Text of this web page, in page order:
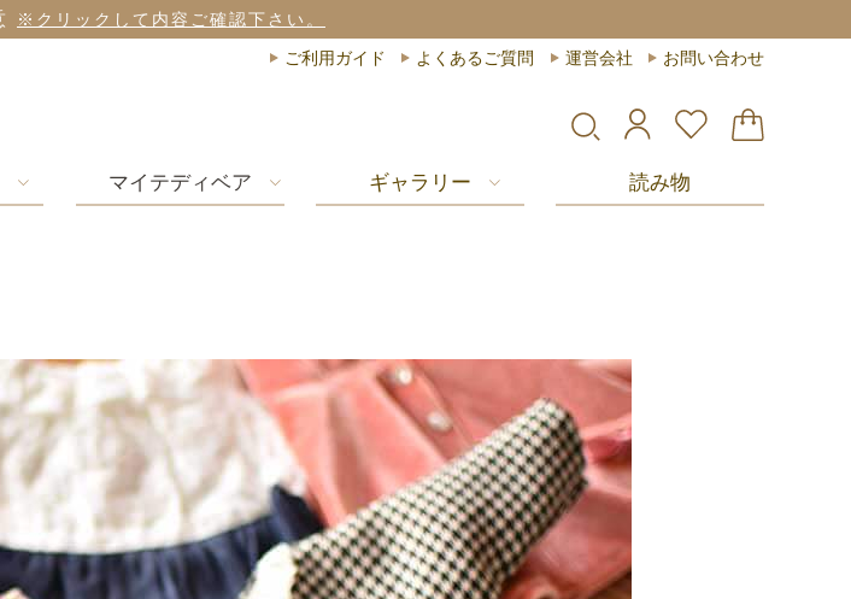
3,980円
ご利用ガイド よくあるご質問 運営会社 お問い合わせ
マイテディベア ギャラリー 読み物